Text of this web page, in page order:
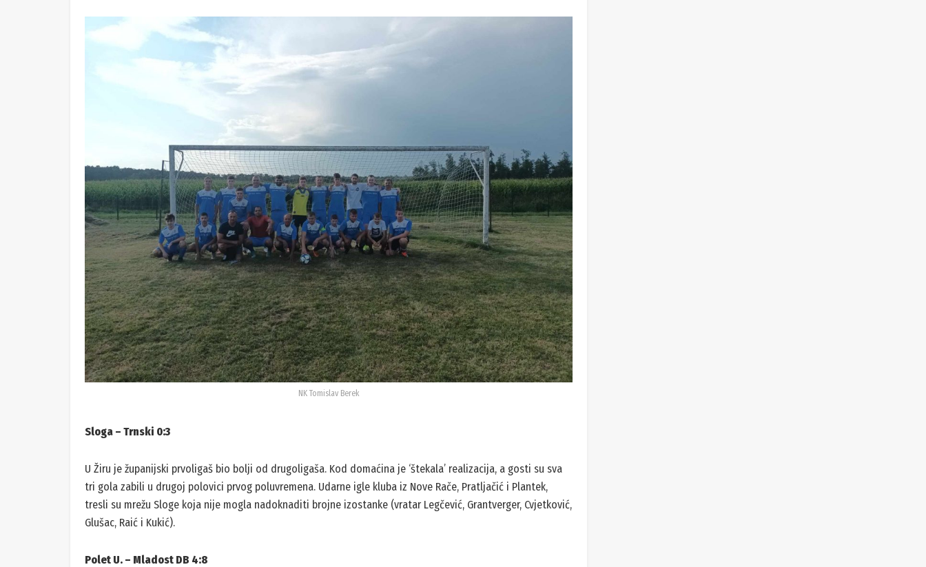
NK Tomislav Berek
Sloga – Trnski 0:3
U Žiru je županijski prvoligaš bio bolji od drugoligaša. Kod domaćina je ‘štekala’ realizacija, a gosti su sva
tri gola zabili u drugoj polovici prvog poluvremena. Udarne igle kluba iz Nove Rače, Pratljačić i Plantek,
tresli su mrežu Sloge koja nije mogla nadoknaditi brojne izostanke (vratar Legčević, Grantverger, Cvjetković,
Glušac, Raić i Kukić).
Polet U. – Mladost DB 4:8